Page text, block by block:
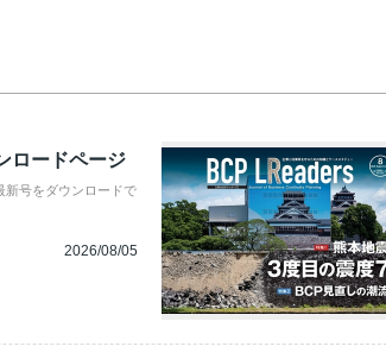
ロードページ
新号をダウンロードで
2026/08/05